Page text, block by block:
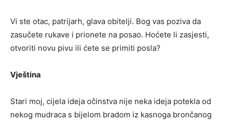
Vi ste otac, patrijarh, glava obitelji. Bog vas poziva da
zasučete rukave i prionete na posao. Hoćete li zasjesti,
otvoriti novu pivu ili ćete se primiti posla?
Vještina
Stari moj, cijela ideja očinstva nije neka ideja potekla od
nekog mudraca s bijelom bradom iz kasnoga brončanog